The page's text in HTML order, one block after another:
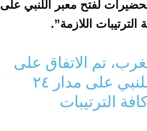
لفتح معبر اللنبي على
تم الاتفاق على
بدء التحضيرات لفتح معبر اللنبي على مدار ٢٤
الترتيبات